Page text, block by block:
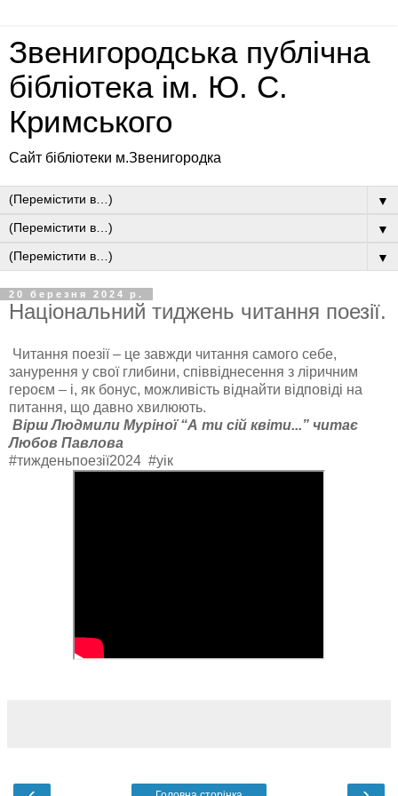
Звенигородська публічна
бібліотека ім. Ю. С.
Кримського
Сайт бібліотеки м.Звенигородка
▼
▼
▼
20 березня 2024 р.
Національний тиджень читання поезії.
Читання поезії – це завжди читання самого себе,
занурення у свої глибини, співвіднесення з ліричним
героєм – і, як бонус, можливість віднайти відповіді на
питання, що давно хвилюють.
Вірш Людмили Муріної “А ти сій квіти...” читає
Любов Павлова
#тижденьпоезії2024 #уік